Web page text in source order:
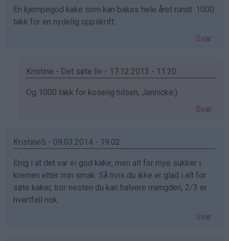
En kjempegod kake som kan bakes hele året rundt. 1000
takk for en nydelig oppskrift.
Svar
Kristine - Det søte liv - 17.12.2013 - 11:20
Som
Jannicke
bekreftet)
Og 1000 takk for koselig hilsen, Jannicke:)
Svar
KristineS - 09.03.2014 - 19:02
Enig i at det var ei god kake, men alt for mye sukker i
kremen etter min smak. Så hvis du ikke er glad i alt for
søte kaker, tror nesten du kan halvere mengden, 2/3 er
hvertfall nok.
Svar